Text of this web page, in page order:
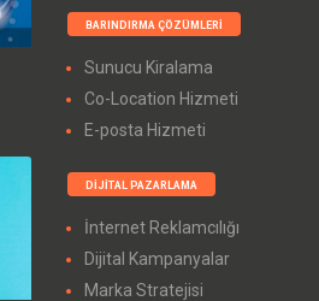
BARINDIRMA ÇÖZÜMLERI
Sunucu Kiralama
Co-Location Hizmeti
E-posta Hizmeti
DIJITAL PAZARLAMA
İnternet Reklamcılığı
Dijital Kampanyalar
Marka Stratejisi